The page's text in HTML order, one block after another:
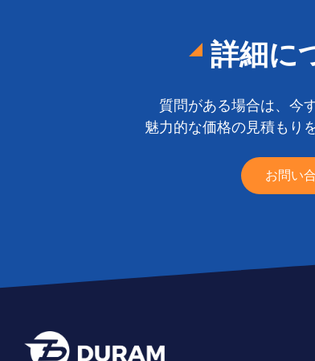
詳細に
質問がある場合は、今
魅力的な価格の見積もり
お問い